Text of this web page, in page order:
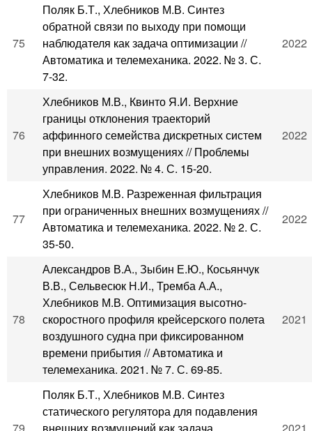
75
Поляк Б.Т., Хлебников М.В. Синтез
обратной связи по выходу при помощи
наблюдателя как задача оптимизации //
Автоматика и телемеханика. 2022. № 3. С.
7-32.
2022
76
Хлебников М.В., Квинто Я.И. Верхние
границы отклонения траекторий
аффинного семейства дискретных систем
при внешних возмущениях // Проблемы
управления. 2022. № 4. С. 15-20.
2022
77
Хлебников М.В. Разреженная фильтрация
при ограниченных внешних возмущениях //
Автоматика и телемеханика. 2022. № 2. С.
35-50.
2022
78
Александров В.А., Зыбин Е.Ю., Косьянчук
В.В., Сельвесюк Н.И., Тремба А.А.,
Хлебников М.В. Оптимизация высотно-
скоростного профиля крейсерского полета
воздушного судна при фиксированном
времени прибытия // Автоматика и
телемеханика. 2021. № 7. С. 69-85.
2021
79
Поляк Б.Т., Хлебников М.В. Синтез
статического регулятора для подавления
внешних возмущений как задача
2021